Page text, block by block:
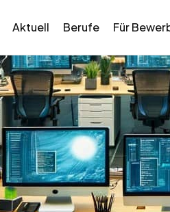
Aktuell Berufe Für